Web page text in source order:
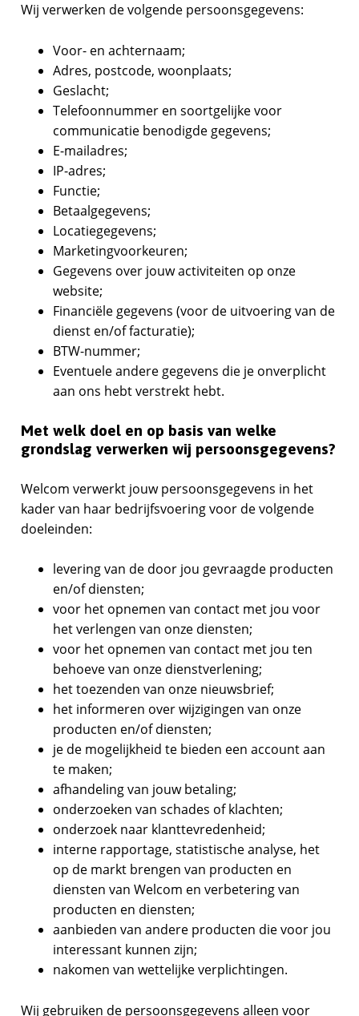
Wij verwerken de volgende persoonsgegevens:
Voor- en achternaam;
Adres, postcode, woonplaats;
Geslacht;
Telefoonnummer en soortgelijke voor
communicatie benodigde gegevens;
E-mailadres;
IP-adres;
Functie;
Betaalgegevens;
Locatiegegevens;
Marketingvoorkeuren;
Gegevens over jouw activiteiten op onze
website;
Financiële gegevens (voor de uitvoering van de
dienst en/of facturatie);
BTW-nummer;
Eventuele andere gegevens die je onverplicht
aan ons hebt verstrekt hebt.
Met welk doel en op basis van welke
grondslag verwerken wij persoonsgegevens?
Welcom verwerkt jouw persoonsgegevens in het
kader van haar bedrijfsvoering voor de volgende
doeleinden:
levering van de door jou gevraagde producten
en/of diensten;
voor het opnemen van contact met jou voor
het verlengen van onze diensten;
voor het opnemen van contact met jou ten
behoeve van onze dienstverlening;
het toezenden van onze nieuwsbrief;
het informeren over wijzigingen van onze
producten en/of diensten;
je de mogelijkheid te bieden een account aan
te maken;
afhandeling van jouw betaling;
onderzoeken van schades of klachten;
onderzoek naar klanttevredenheid;
interne rapportage, statistische analyse, het
op de markt brengen van producten en
diensten van Welcom en verbetering van
producten en diensten;
aanbieden van andere producten die voor jou
interessant kunnen zijn;
nakomen van wettelijke verplichtingen.
Wij gebruiken de persoonsgegevens alleen voor